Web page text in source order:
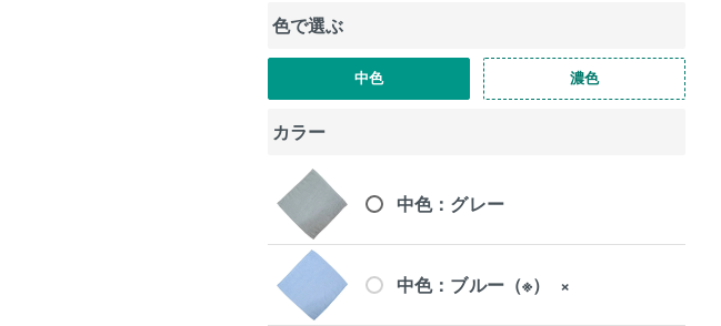
色で選ぶ
中色 濃色
カラー
中色：グレー
中色：ブルー（※） ×